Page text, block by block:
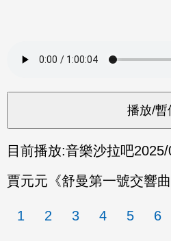
目前播放:音樂沙拉吧
賈元元《舒曼第一號交響
1 2 3 4 5 6